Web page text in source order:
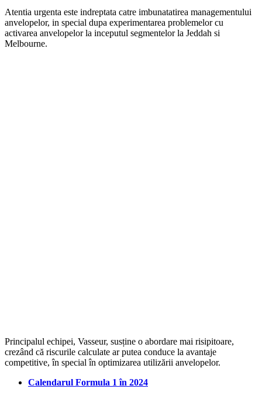
Atentia urgenta este indreptata catre imbunatatirea managementului
anvelopelor, in special dupa experimentarea problemelor cu
activarea anvelopelor la inceputul segmentelor la Jeddah si
Melbourne.
Principalul echipei, Vasseur, susține o abordare mai risipitoare,
crezând că riscurile calculate ar putea conduce la avantaje
competitive, în special în optimizarea utilizării anvelopelor.
Calendarul Formula 1 în 2024